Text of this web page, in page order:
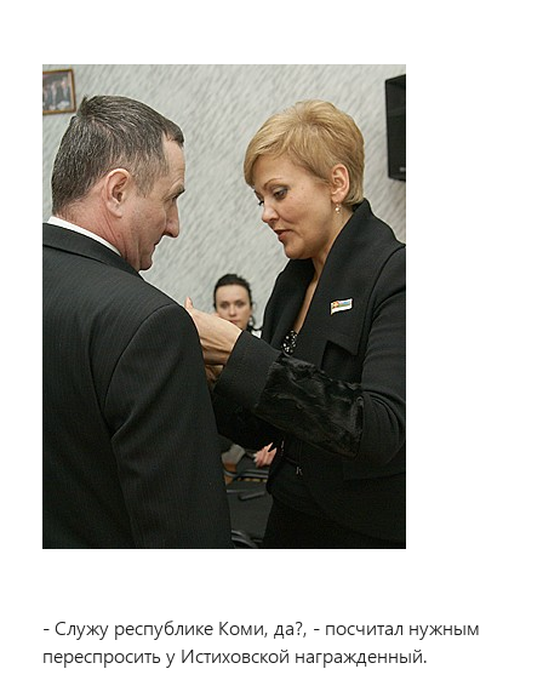
- Служу республике Коми, да?, - посчитал нужным
переспросить у Истиховской награжденный.